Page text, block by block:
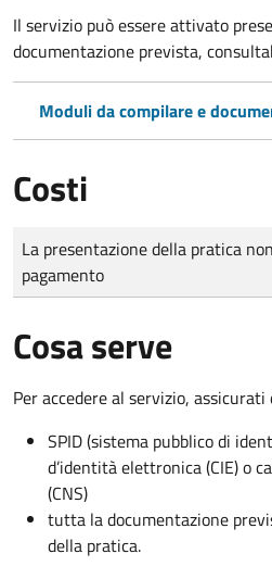
Il servizio può essere attivato
documentazione prevista,
Moduli da compilare e
Costi
Tipo di pagamento
Importo
La presentazione della pratica
pagamento
Cosa serve
Per accedere al servizio, assicurati
SPID (sistema pubblico di
d’identità elettronica (CIE) o
(CNS)
tutta la documentazione
della pratica.